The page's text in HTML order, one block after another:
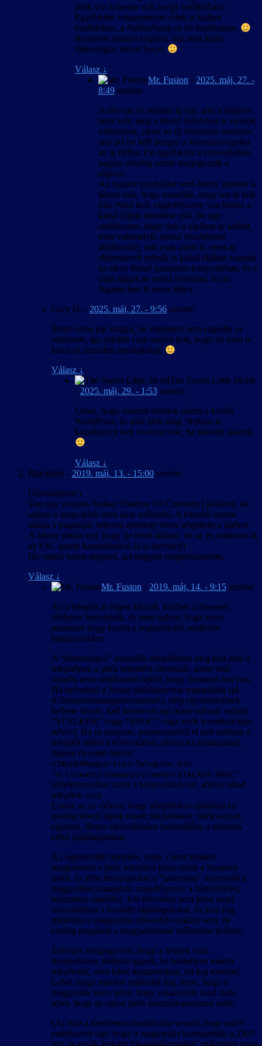
szövegkészlet csak úgy lesz egységes, ha új
játékot indítunk, és nem váltunk nyelvet
közben.
játék (ez is benne volt a régi fordításban).
Egyébként valamennyire értek a Stalker
fordításhoz, a StalkerSoup-ot én fordítottam.
Remélem tudtam segíteni. Ha nem írtam
újdonságot, akkor bocsi.
Válasz ↓
Mr. Fusion - 2025. máj. 27. -
8:49 szerint:
Azért van jó néhány új fájl, ami a régiben
nem volt, meg a létező fájlokban is vannak
változások, plusz az új feliratozó rendszer,
ami alá be kell faragni a feliratszövegeket
az új fájlba. De egyébként a szövegfájlok
nagyja tényleg szinte megegyezik a
régivel.
Az fsgame piszkálást nem értem, máshol is
láttam már, hogy mondják, hogy azt át kell
írni. Nem kell, engedélyezve van benne a
külső fájlok betöltése (sőt, én úgy
emlékszem, hogy már a régiben se kellett,
mert valamelyik utolsó frissítésben
átállították), már csak azért is, mert az
előrenderelt videók is külső fájlban vannak
az eleve létező gamedata könyvtárban, és a
saját fájljait se tudná betölteni, ha az
fsgame-ben le lenne tiltva.
Gery D. - 2025. máj. 27. - 9:56 szerint:
Írtam volna pár dolgot, de valamiért nem engedte az
oldalatok, így inkább csak annyit írok, hogy ez úton is
köszi az önzetlen munkátokat.
Válasz ↓
The Sweet Little 16-bit
- 2025. máj. 29. - 1:53 szerint:
Lehet, hogy valamit linknek nézett a kiváló
WordPress, és attól ijedt meg. Nekem is
közelharcot kell vívnom vele, ha linkelni akarok.
Válasz ↓
Blackbird - 2019. máj. 13. - 15:00 szerint:
Üdvözletem!:)
Van egy steames Stalker Shadow Of Chernobyl játékom, de
sajnos a magyarítás nem akar működni. A telepítő sosem
találja a mappáját, teljesen mindegy hova telepítem a játékot.
A fekete táblán írja, hogy be lehet állítani, de az én tudásom itt
az ESC gomb használatával ki is merült:)))
Ha valaki tudna segíteni, azt nagyon megköszönném.
Válasz ↓
Mr. Fusion - 2019. máj. 14. - 9:15 szerint:
Az a telepítő jó régen készült, közben a Steamet
többször buherálták, és nem tudom, hogy most
pontosan hogy kezeli a regisztrációs adatbázis
bejegyzéseket.
A “biztonságos” manuális telepítéshez meg kell adni a
telepítőnek a játék telepítési útvonalát, amire már
szintén nem emlékszem fejből, hogy Steamen hol van.
Ha belenézel a Steam játékkönyvtár-mappájába (pl.
d:\Steam\steamapps\common\), elég egyértelműnek
kellene lennie, kell lennie ott egy könyvtárnak valami
“STALKER” vagy “SHOC” vagy ezek kombinációja
névvel. Ha ez megvan, parancssorból el kell indítani a
telepítőt abból a könyvtárból, ahova kicsomagoltad,
valami ilyesmit beírva:
STALKERMagyaritas-Telepito.bat
"d:\Steam\steamapps\common\STALKER-SHOC"
(értelemszerűen azzal a könyvtárnévvel, ahova nálad
telepítve van)
Ennek az az előnye, hogy telepítéskor ellenőrzi az
esetleg létező fájlok miatti ütközéseket, játékverziót,
egyebet, illetve eltávolításkor helyreállítja a telepítés
előtti fájlállapotokat.
Az egyszerűbb telepítés, hogy a fenti módon
megkeresed a játék telepítési könyvtárát a Steamen
belül, és abba belemásolod a “gamedata” könyvtárt a
magyarításcsomagból, engedélyezve a fájlfelülírást,
ha/amikor rákérdez. Ezt követően nem lehet majd
visszaállítani a korábbi fájlállapotokat, és nem fog
működni a magyarítás eltávolító eszköze sem, de
elvileg magának a magyarításnak működnie kellene.
Érdemes megjegyezni, hogy a fentiek csak
módosítatlan játéknál igazak, ha bármilyen modot
telepítettél, nem lehet megmondani, mi fog történni.
Lehet, hogy minden működni fog, lehet, hogy a
magyarítás nem, lehet, hogy valamelyik mod nem,
lehet, hogy az egész játék használhatatlanná válik.
(Az már a történelem homályába veszett, hogy miért
emlékszem úgy, hogy a magyarítás kompatibilis a ZRP-
vel, az egyik legjobb hibajavító moddal, miközben most